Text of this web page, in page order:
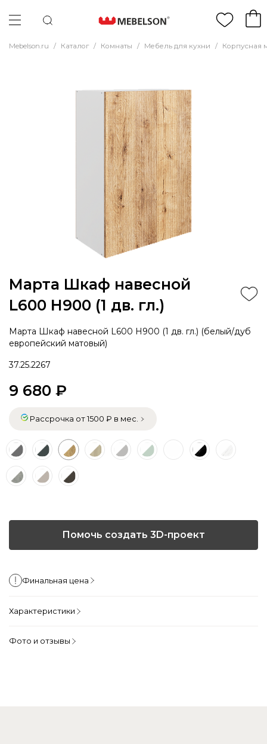
Mebelson.ru / Каталог / Комнаты / Мебель для кухни / Корпусная
Марта Шкаф навесной
L600 Н900 (1 дв. гл.)
Марта Шкаф навесной L600 Н900 (1 дв. гл.) (белый/дуб
европейский матовый)
37.25.2267
9 680 ₽
Рассрочка от 1500 ₽ в мес.
Помочь создать 3D-проект
Финальная цена
Характеристики
Фото и отзывы